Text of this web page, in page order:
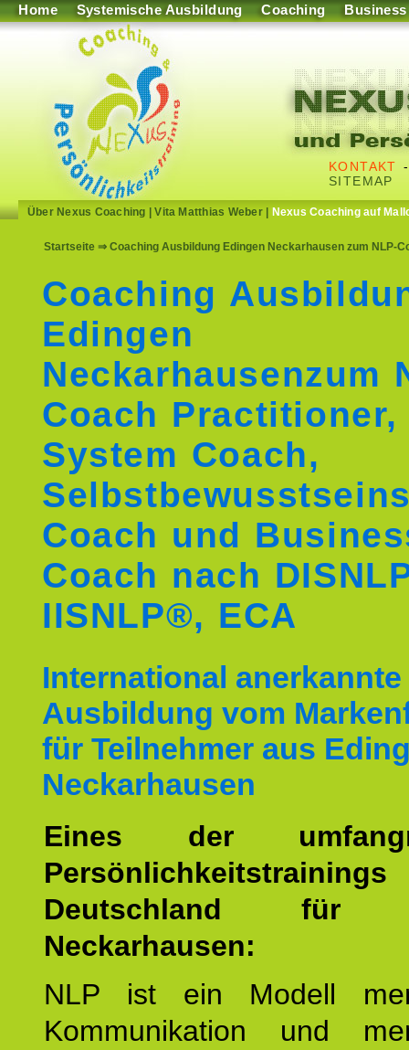
Home Systemische Ausbildung Coaching Business
KONTAKT
SITEMAP
Über Nexus Coaching |Vita Matthias Weber| Nexus Coaching auf
Startseite ⇒ Coaching Ausbildung Edingen Neckarhausen zum NLP-
Coaching
Edingen
Neckarhausenzum
Coach Practitioner,
System Coach,
Coach und
Coach nach
IISNLP®, ECA
International
Ausbildung vom
für Teilnehmer aus
Neckarhausen
Eines der
Deutschland für
Neckarhausen:
NLP ist ein Modell
Kommunikation und